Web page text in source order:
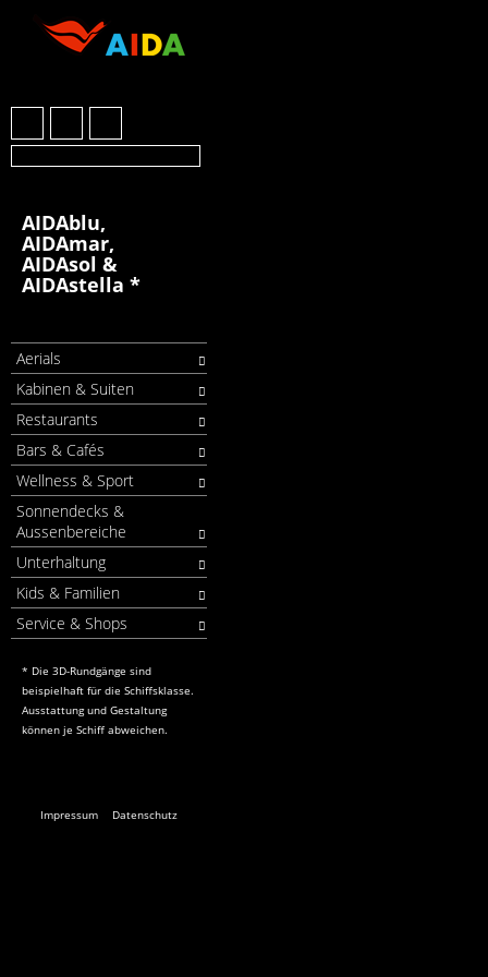
AIDAblu,
AIDAmar,
AIDAsol &
AIDAstella *
Aerials
Kabinen & Suiten
Restaurants
Bars & Cafés
Wellness & Sport
Sonnendecks &
Aussenbereiche
Unterhaltung
Kids & Familien
Service & Shops
* Die 3D-Rundgänge sind
beispielhaft für die Schiffsklasse.
Ausstattung und Gestaltung
können je Schiff abweichen.
Impressum Datenschutz